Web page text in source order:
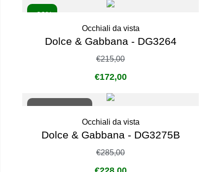
- 20%
Occhiali da vista
Dolce & Gabbana - DG3264
€215,00
€172,00
Occhiali da vista
Dolce & Gabbana - DG3275B
€285,00